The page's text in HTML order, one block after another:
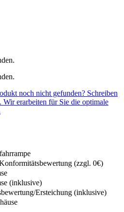
noch nicht gefunden? Schreiben
Wir erarbeiten für Sie die optimale
(zzgl. 0€)
(inklusive)
Ersteichung (inklusive)